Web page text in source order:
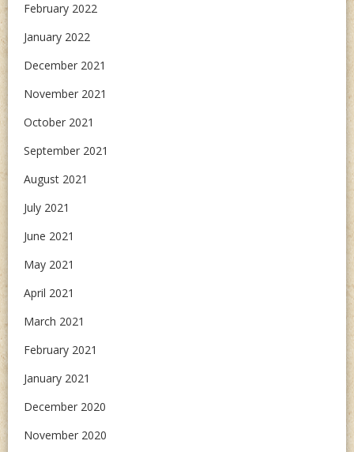
February 2022
January 2022
December 2021
November 2021
October 2021
September 2021
August 2021
July 2021
June 2021
May 2021
April 2021
March 2021
February 2021
January 2021
December 2020
November 2020